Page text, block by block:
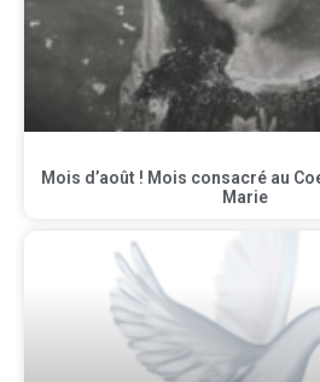
Mois d’août ! Mois consacré au
Marie